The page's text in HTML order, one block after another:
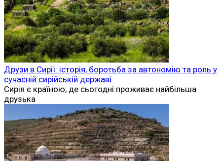
Друзи в Сирії: історія, боротьба за автономію та роль у
сучасній сирійській державі
Сирія є країною, де сьогодні проживає найбільша
друзька